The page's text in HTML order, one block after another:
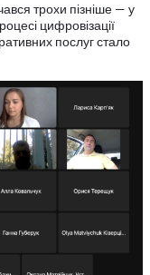
трохи пізніше — у
цифровізації
послуг стало